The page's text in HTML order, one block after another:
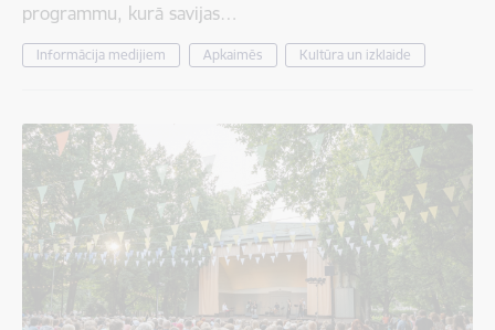
programmu, kurā savijas…
Informācija medijiem Apkaimēs Kultūra un izklaide